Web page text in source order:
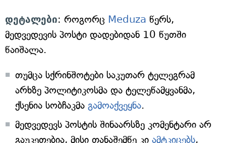
დეტალები: როგორც Meduza წერს,
მედვედევის პოსტი დადებიდან 10 წუთში
წაიშალა.
თუმცა სქრინშოტები საკუთარ ტელეგრამ
არხზე პოლიტიკოსმა და ტელეწამყვანმა,
ქსენია სობჩაკმა გამოაქვეყნა.
მედვედევს პოსტის შინაარსზე კომენტარი არ
გაუკეთებია, მისი თანაშემწე კი ამტკიცებს,